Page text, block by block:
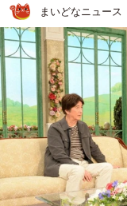
まいどなニュース